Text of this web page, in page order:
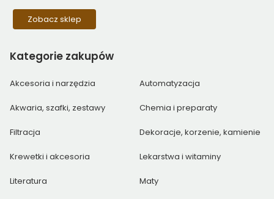
Zobacz sklep
Kategorie zakupów
Akcesoria i narzędzia Automatyzacja
Akwaria, szafki, zestawy Chemia i preparaty
Filtracja Dekoracje, korzenie, kamienie
Krewetki i akcesoria Lekarstwa i witaminy
Literatura Maty